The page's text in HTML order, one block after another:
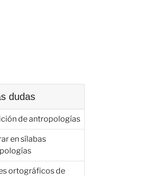
dudas
de antropologías
en sílabas
ortográficos de